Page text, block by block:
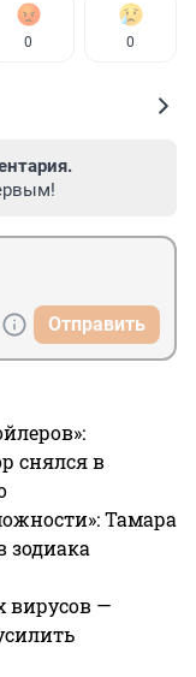
0 0
Отправить
снялся в
Тамара
зодиака
вирусов —